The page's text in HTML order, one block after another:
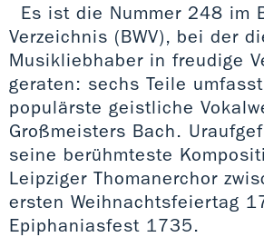
Es ist die Nummer 248 im
Verzeichnis (BWV), bei der
Musikliebhaber in freudige
geraten: sechs Teile
populärste geistliche
Großmeisters Bach.
seine berühmteste
Leipziger Thomanerchor
ersten Weihnachtsfeiertag
Epiphaniasfest 1735.